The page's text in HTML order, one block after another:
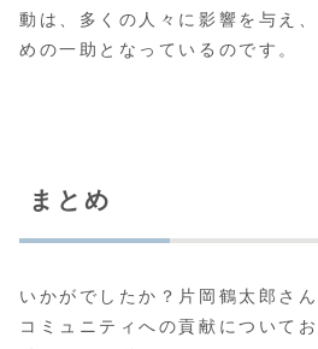
動は、多くの人々に影響を与え
めの一助となっているのです。
まとめ
いかがでしたか？片岡鶴太郎さ
コミュニティへの貢献について